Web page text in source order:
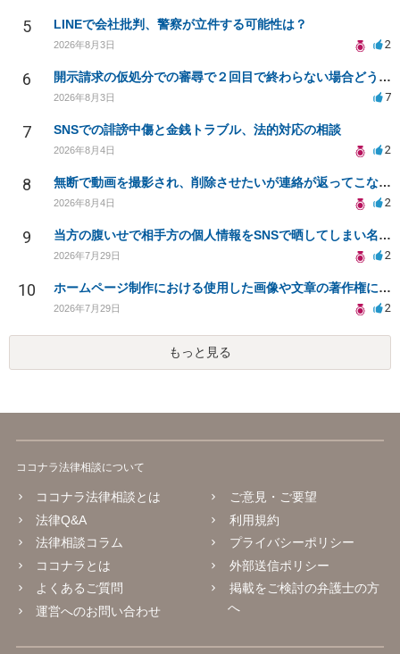
5 LINEで会社批判、警察が立件する可能性は？
2026年8月3日 2
6 開示請求の仮処分での審尋で２回目で終わらない場合どうしたらいいですか
2026年8月3日 7
7 SNSでの誹謗中傷と金銭トラブル、法的対応の相談
2026年8月4日 2
8 無断で動画を撮影され、削除させたいが連絡が返ってこない。
2026年8月4日 2
9 当方の腹いせで相手方の個人情報をSNSで晒してしまい名誉毀損させてしまったかもしれない
2026年7月29日 2
10 ホームページ制作における使用した画像や文章の著作権について
2026年7月29日 2
もっと見る
ココナラ法律相談について
ココナラ法律相談とは
法律Q&A
法律相談コラム
ココナラとは
よくあるご質問
運営へのお問い合わせ
ご意見・ご要望
利用規約
プライバシーポリシー
外部送信ポリシー
掲載をご検討の弁護士の方
へ